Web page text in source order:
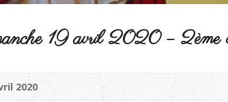
19 avril 2020 – 2ème
2020